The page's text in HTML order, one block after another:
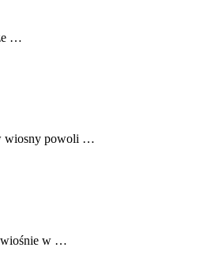
…
wiosny powoli …
wiośnie w …